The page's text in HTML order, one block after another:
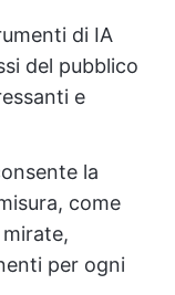
di IA
del pubblico
e
la
come
per ogni